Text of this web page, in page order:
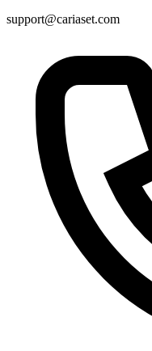
support@cariaset.com